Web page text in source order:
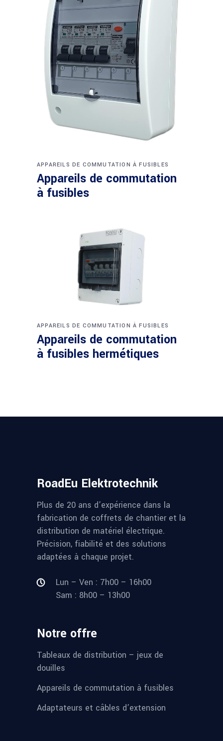
Appareils de commutation
à fusibles
APPAREILS DE COMMUTATION À FUSIBLES
Appareils de commutation
à fusibles hermétiques
APPAREILS DE COMMUTATION À FUSIBLES
RoadEu Elektrotechnik
Plus de 20 ans d’expérience dans la
fabrication de coffrets de chantier et la
distribution de matériel électrique.
Précision, fiabilité et des solutions
adaptées à chaque projet.
Lun – Ven : 7h00 – 16h00
Sam : 8h00 – 13h00
Notre offre
Tableaux de distribution – jeux de
douilles
Appareils de commutation à fusibles
Adaptateurs et câbles d’extension